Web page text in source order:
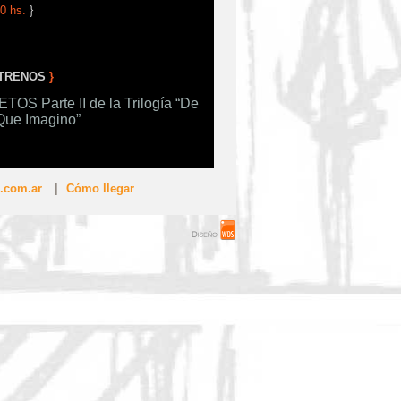
hs. }
}
Parte II de la Trilogía “De
Imagino”
Cómo llegar